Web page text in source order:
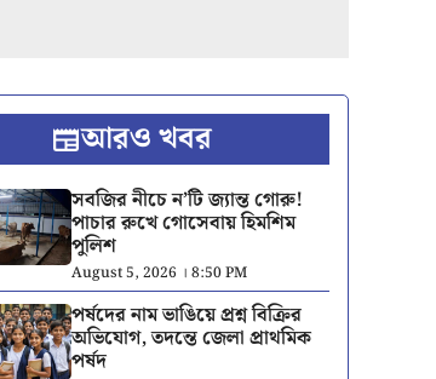
আরও খবর
সবজির নীচে ন’টি জ্যান্ত গোরু!
পাচার রুখে গোসেবায় হিমশিম
পুলিশ
August 5, 2026 । 8:50 PM
পর্ষদের নাম ভাঙিয়ে প্রশ্ন বিক্রির
অভিযোগ, তদন্তে জেলা প্রাথমিক
পর্ষদ